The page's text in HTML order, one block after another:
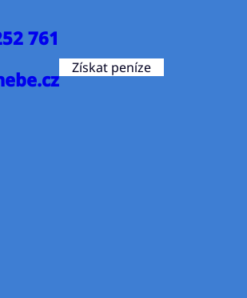
761
Získat peníze